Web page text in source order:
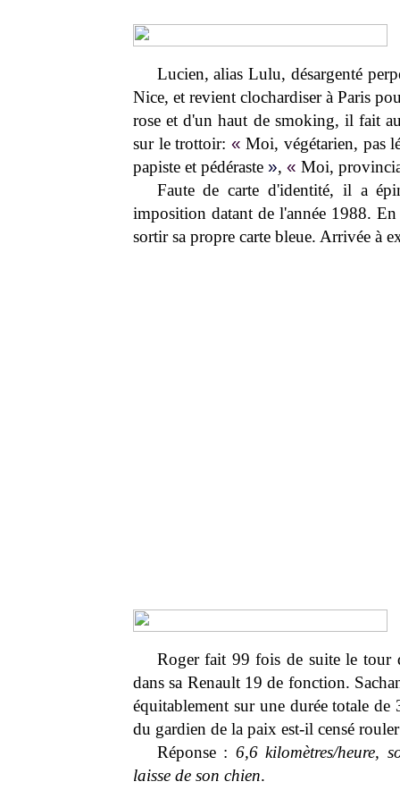
Lucien, alias Lulu, désargenté
Nice, et revient clochardiser à Paris
rose et d'un haut de smoking, il fait
sur le trottoir: « Moi, végétarien, pas
papiste et pédéraste », « Moi,
Faute de carte d'identité, il a
imposition datant de l'année 1988.
sortir sa propre carte bleue. Arrivée à
Roger fait 99 fois de suite le tour
dans sa Renault 19 de fonction.
équitablement sur une durée totale
du gardien de la paix est-il censé
Réponse : 6,6 kilomètres/heure,
laisse de son chien.